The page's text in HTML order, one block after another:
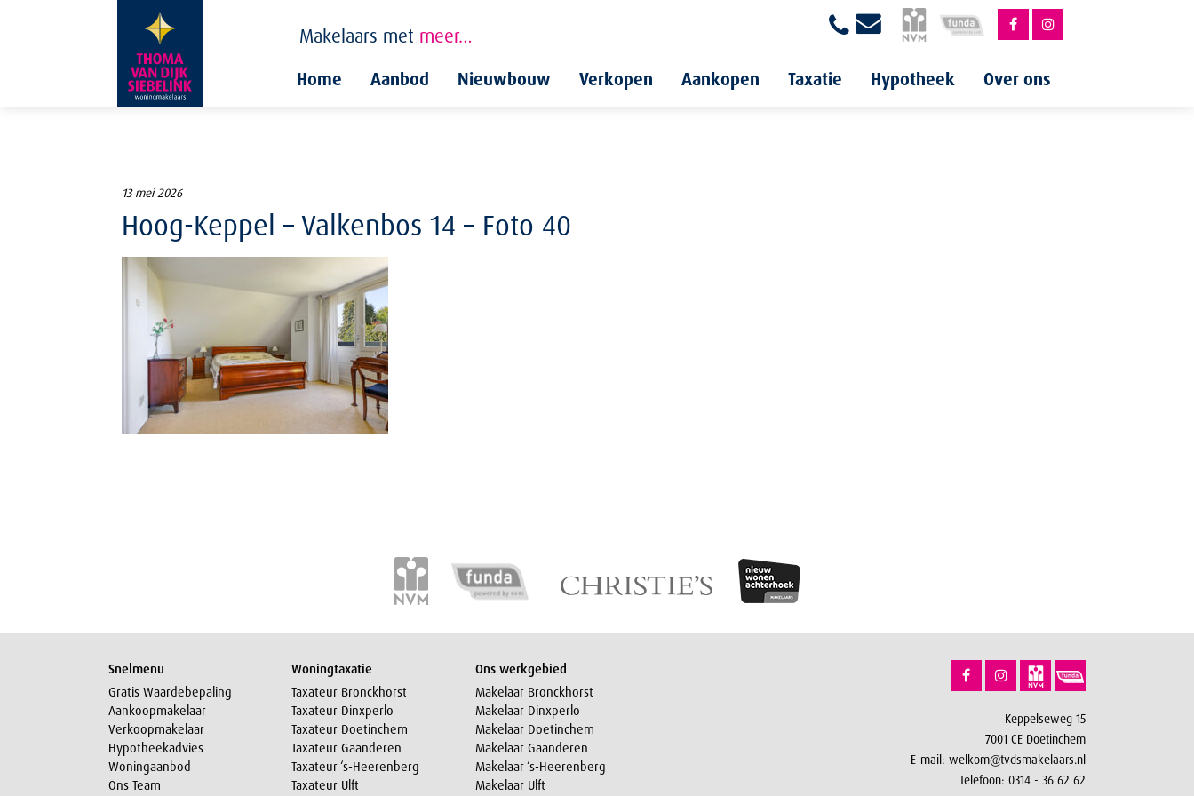
Makelaars met meer…
Home Aanbod Nieuwbouw Verkopen Aankopen Taxatie Hypotheek Over ons
13 mei 2026
Hoog-Keppel – Valkenbos 14 – Foto 40
Snelmenu
Gratis Waardebepaling
Aankoopmakelaar
Verkoopmakelaar
Hypotheekadvies
Woningaanbod
Ons Team
Woningtaxatie
Taxateur Bronckhorst
Taxateur Dinxperlo
Taxateur Doetinchem
Taxateur Gaanderen
Taxateur ‘s-Heerenberg
Taxateur Ulft
Ons werkgebied
Makelaar Bronckhorst
Makelaar Dinxperlo
Makelaar Doetinchem
Makelaar Gaanderen
Makelaar ‘s-Heerenberg
Makelaar Ulft
Keppelseweg 15
7001 CE Doetinchem
E-mail: welkom@tvdsmakelaars.nl
Telefoon: 0314 - 36 62 62